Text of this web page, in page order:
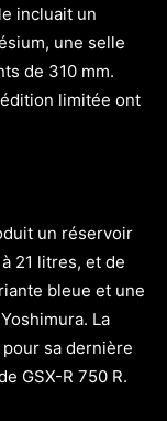
incluait un
une selle
de 310 mm.
limitée ont
un réservoir
21 litres, et de
bleue et une
La
sa dernière
GSX-R 750 R.